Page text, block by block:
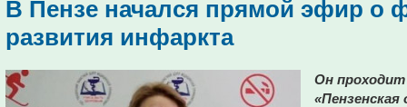
В Пензе начался прямой эфир о
развития инфаркта
Он проходит